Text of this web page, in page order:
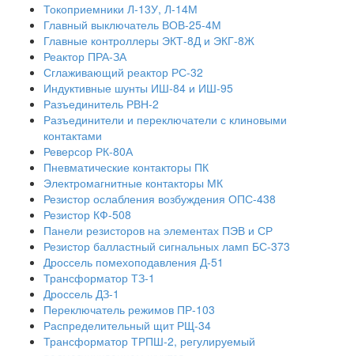
Токоприемники Л-13У, Л-14М
Главный выключатель ВОВ-25-4М
Главные контроллеры ЭКТ-8Д и ЭКГ-8Ж
Реактор ПРА-ЗА
Сглаживающий реактор РС-32
Индуктивные шунты ИШ-84 и ИШ-95
Разъединитель РВН-2
Разъединители и переключатели с клиновыми
контактами
Реверсор РК-80А
Пневматические контакторы ПК
Электромагнитные контакторы МК
Резистор ослабления возбуждения ОПС-438
Резистор КФ-508
Панели резисторов на элементах ПЭВ и СР
Резистор балластный сигнальных ламп БС-373
Дроссель помехоподавления Д-51
Трансформатор ТЗ-1
Дроссель ДЗ-1
Переключатель режимов ПР-103
Распределительный щит РЩ-34
Трансформатор ТРПШ-2, регулируемый